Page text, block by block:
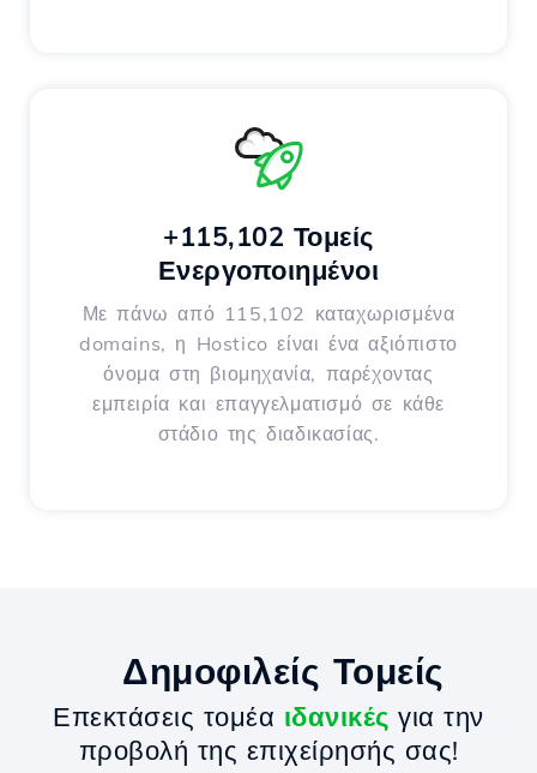
+115,102 Τομείς
Ενεργοποιημένοι
Με πάνω από 115,102 καταχωρισμένα
domains, η Hostico είναι ένα αξιόπιστο
όνομα στη βιομηχανία, παρέχοντας
εμπειρία και επαγγελματισμό σε κάθε
στάδιο της διαδικασίας.
Δημοφιλείς Τομείς
Επεκτάσεις τομέα ιδανικές για την
προβολή της επιχείρησής σας!